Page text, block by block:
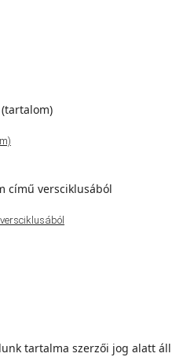
tartalma szerzői jog alatt áll